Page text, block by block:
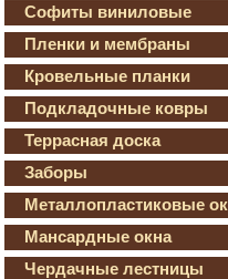
Софиты виниловые
Пленки и мембраны
Кровельные планки
Подкладочные ковры
Террасная доска
Заборы
Металлопластиковые
Мансардные окна
Чердачные лестницы